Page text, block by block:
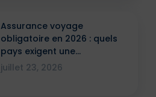
Assurance voyage
obligatoire en 2026 : quels
pays exigent une
attestation ?
juillet 23, 2026